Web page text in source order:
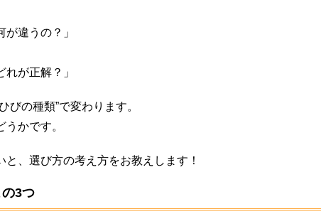
が違うの？」
れが正解？」
びの種類”で変わります。
かです。
、選び方の考え方をお教えします！
3つ